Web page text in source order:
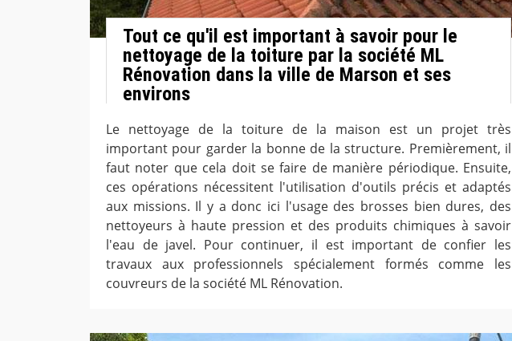
Tout ce qu'il est important à savoir pour le
nettoyage de la toiture par la société ML
Rénovation dans la ville de Marson et ses
environs
Le nettoyage de la toiture de la maison est un projet très
important pour garder la bonne de la structure. Premièrement, il
faut noter que cela doit se faire de manière périodique. Ensuite,
ces opérations nécessitent l'utilisation d'outils précis et adaptés
aux missions. Il y a donc ici l'usage des brosses bien dures, des
nettoyeurs à haute pression et des produits chimiques à savoir
l'eau de javel. Pour continuer, il est important de confier les
travaux aux professionnels spécialement formés comme les
couvreurs de la société ML Rénovation.